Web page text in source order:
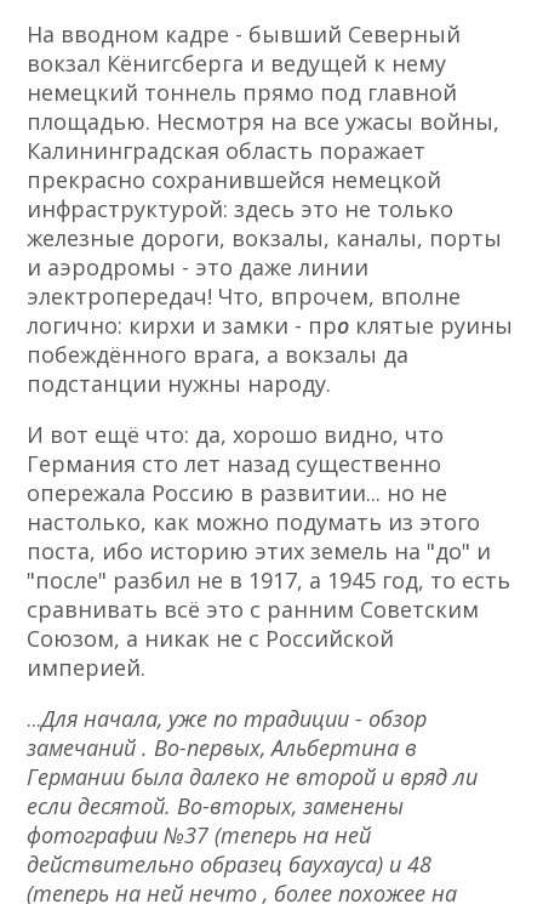
На вводном кадре - бывший Северный
вокзал Кёнигсберга и ведущей к нему
немецкий тоннель прямо под главной
площадью. Несмотря на все ужасы войны,
Калининградская область поражает
прекрасно сохранившейся немецкой
инфраструктурой: здесь это не только
железные дороги, вокзалы, каналы, порты
и аэродромы - это даже линии
электропередач! Что, впрочем, вполне
логично: кирхи и замки - про клятые руины
побеждённого врага, а вокзалы да
подстанции нужны народу.
И вот ещё что: да, хорошо видно, что
Германия сто лет назад существенно
опережала Россию в развитии... но не
настолько, как можно подумать из этого
поста, ибо историю этих земель на "до" и
"после" разбил не в 1917, а 1945 год, то есть
сравнивать всё это с ранним Советским
Союзом, а никак не с Российской
империей.
...Для начала, уже по традиции - обзор
замечаний . Во-первых, Альбертина в
Германии была далеко не второй и вряд ли
если десятой. Во-вторых, заменены
фотографии №37 (теперь на ней
действительно образец баухауса) и 48
(теперь на ней нечто , более похожее на